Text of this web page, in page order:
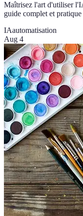
Maîtrisez l'art d'utiliser
guide complet et
IAautomatisation
Aug 4